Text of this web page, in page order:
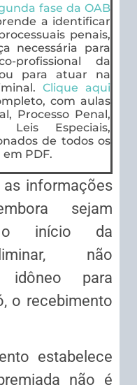
fase da OAB
a identificar
penais,
necessária para
profissional da
para atuar na
Clique aqui
com aulas
Processo Penal,
Leis Especiais,
de todos os
PDF.
informações
sejam
o início da
não
idôneo para
o recebimento
estabelece
não é